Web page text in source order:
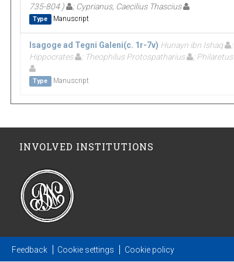
735-804 )
; Cyprianus, Caecilius Thascius
Type Manuscript
Isagoge ad Tegni Galeni(c. 1r-7v) Hunayn ibn Ishaq
;
Hippocrates
; Theophilus Protospatharius ; Philaretus
Type Manuscript
INVOLVED INSTITUTIONS
Feedback Cookie settings Cookie policy